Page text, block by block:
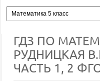
ГДЗ ПО
РУДНИЦКАЯ
ЧАСТЬ 1, 2